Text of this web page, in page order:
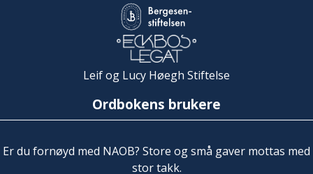
Leif og Lucy Høegh Stiftelse
Ordbokens brukere
Er du fornøyd med NAOB? Store og små gaver mottas med
stor takk.